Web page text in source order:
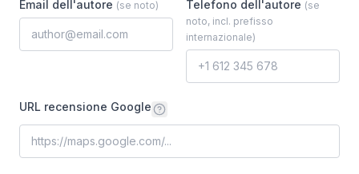
Email dell'autore (se noto) Telefono dell'autore (se
noto, incl. prefisso
internazionale)
URL recensione Google